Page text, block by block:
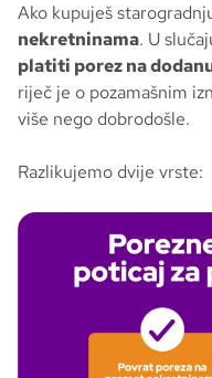
Ako kupuješ
nekretninama. U
platiti porez na
riječ je o pozamašnim
više nego dobrodošle.
Razlikujemo dvije vrste: